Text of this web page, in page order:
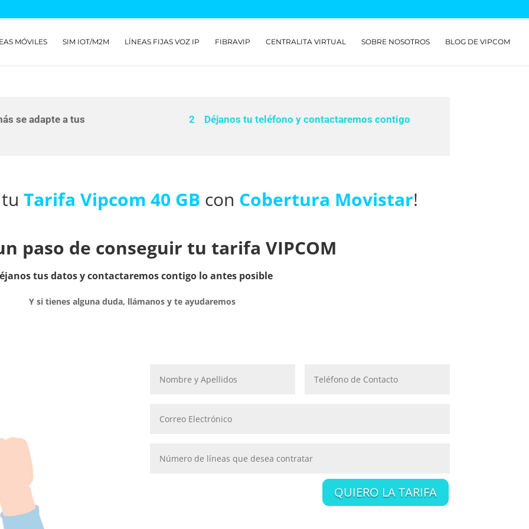
MÓVILES SIM IOT/M2M LÍNEAS FIJAS VOZ IP FIBRAVIP CENTRALITA VIRTUAL SOBRE NOSOTROS BLOG DE VIPCOM
se adapte a tus 2 Déjanos tu teléfono y contactaremos contigo
Tarifa Vipcom 40 GB con Cobertura Movistar!
paso de conseguir tu tarifa VIPCOM
tus datos y contactaremos contigo lo antes posible
Y si tienes alguna duda, llámanos y te ayudaremos
QUIERO LA TARIFA